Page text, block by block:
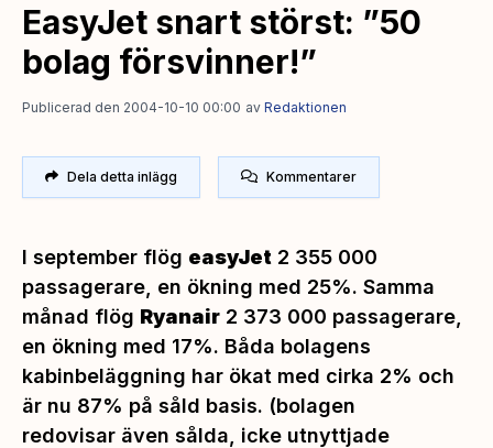
EasyJet snart störst: ”50
bolag försvinner!”
Publicerad den 2004-10-10 00:00 av Redaktionen
Dela detta inlägg Kommentarer
I september flög easyJet 2 355 000
passagerare, en ökning med 25%. Samma
månad flög Ryanair 2 373 000 passagerare,
en ökning med 17%. Båda bolagens
kabinbeläggning har ökat med cirka 2% och
är nu 87% på såld basis. (bolagen
redovisar även sålda, icke utnyttjade